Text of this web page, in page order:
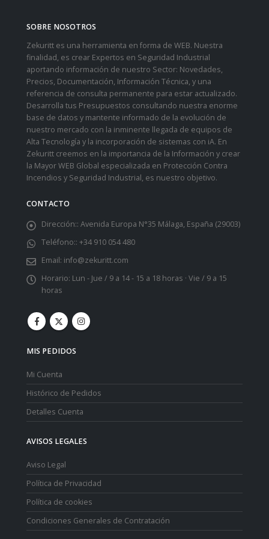
SOBRE NOSOTROS
Zekuritt es una herramienta en forma de WEB. Nuestra
finalidad, es crear Expertos en Seguridad Industrial
aportando información de nuestro Sector: Novedades,
Precios, Documentación, Información Técnica, y una
referencia de consulta permanente para estar actualizado.
Desarrolla tus Presupuestos consultando nuestra enorme
base de datos y mantente informado de la evolución de
nuestro mercado con la inminente llegada de equipos de
Alta Tecnología y la incorporación de sistemas con iA. En
Zekuritt creemos en la importancia de la Información y crear
la Mayor WEB Global especializada en Protección Contra
Incendios y Seguridad Industrial, es nuestro objetivo.
CONTACTO
Dirección:: Avenida Europa N°35 Málaga, España (29003)
Teléfono:: +34 910 054 480
Email: info@zekuritt.com
Horario: Lun - Jue / 9 a 14 - 15 a 18 horas · Vie / 9 a 15
horas
MIS PEDIDOS
Mi Cuenta
Histórico de Pedidos
Detalles Cuenta
AVISOS LEGALES
Aviso Legal
Política de Privacidad
Política de cookies
Condiciones Generales de Contratación